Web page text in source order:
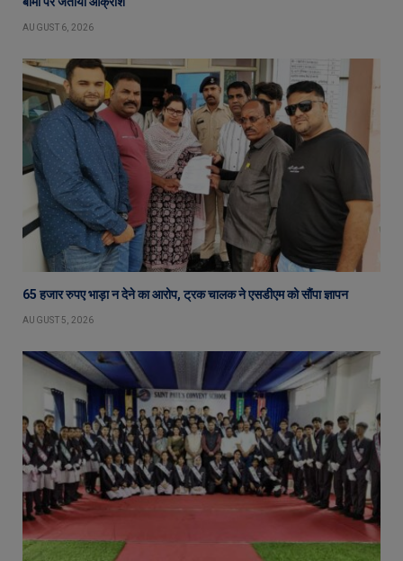
AUGUST 6, 2026
65 हजार रुपए भाड़ा न देने का आरोप, ट्रक चालक ने एसडीएम को सौंपा ज्ञापन
AUGUST 5, 2026